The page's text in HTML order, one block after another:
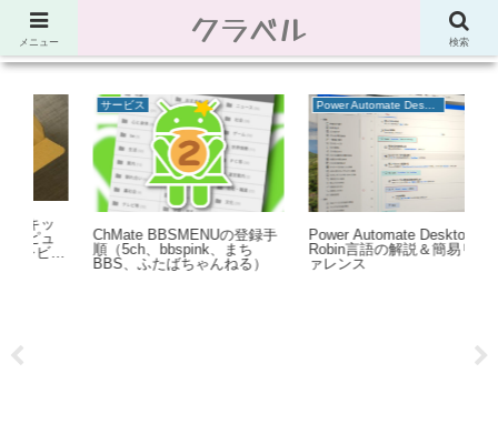
節約、こだわり、使い道。「決め手」がわかる比較サイト。でしたが最近は雑
多なブログ
ChMate BBSMENUの登録手
順（5ch、bbspink、まち
BBS、ふたばちゃんねる）
Power Automate Desktop
Power Automate Desktop：
Robin言語の解説＆簡易リフ
ァレンス
メニュー クラベル 検索